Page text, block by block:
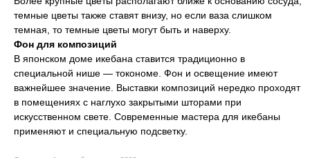
темные цветы также ставят внизу, но если ваза слишком
темная, то темные цветы могут быть и наверху.
Фон для композиций
В японском доме икебана ставится традиционно в
специальной нише — токономе. Фон и освещение имеют
важнейшее значение. Выставки композиций нередко проходят
в помещениях с наглухо закрытыми шторами при
искусственном свете. Современные мастера для икебаны
применяют и специальную подсветку.